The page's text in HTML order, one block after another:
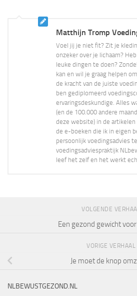
Matthijn Tromp
Voel jij je niet fit? Zit je
onzeker over je lichaam?
leuke dingen te doen?
kan en wil je graag helpen
de kracht van de juiste
ben gediplomeerd
ervaringsdeskundige. Alles
(en de 100.000 andere
deze website) in de
de e-boeken die ik in eigen
persoonlijk voedingsadvies
voedingsadviespraktijk
leef het zelf en het werkt
VOLGENDE
Een gezond gewicht
VORIGE VERHAAL
Je moet de knop
NLBEWUSTGEZOND.NL